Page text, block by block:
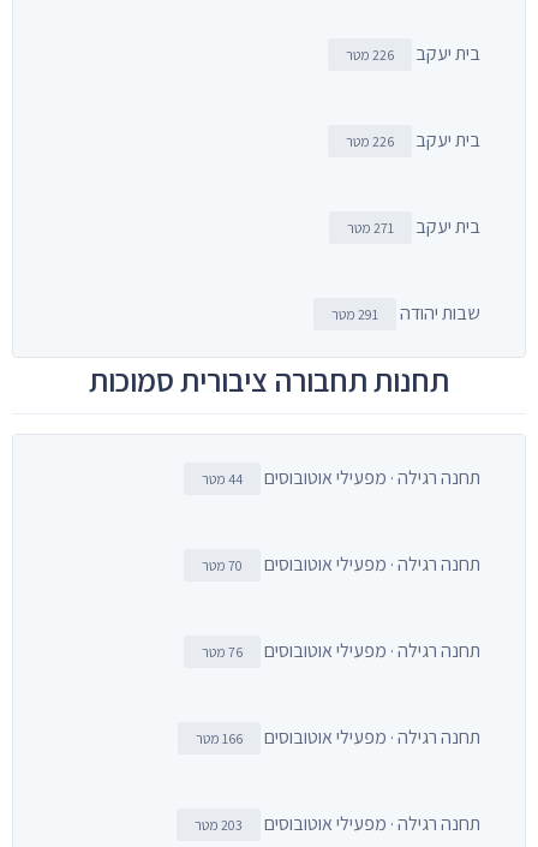
בית יעקב 226 מטר
בית יעקב 226 מטר
בית יעקב 271 מטר
שבות יהודה 291 מטר
תחנות תחבורה ציבורית סמוכות
תחנה רגילה · מפעילי אוטובוסים 44 מטר
תחנה רגילה · מפעילי אוטובוסים 70 מטר
תחנה רגילה · מפעילי אוטובוסים 76 מטר
תחנה רגילה · מפעילי אוטובוסים 166 מטר
תחנה רגילה · מפעילי אוטובוסים 203 מטר